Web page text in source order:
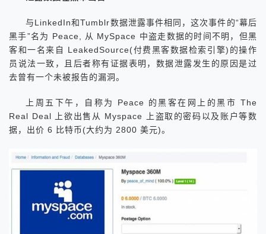
与LinkedIn和Tumblr数据泄露事件相同，这次事件的“幕后
黑手”名为 Peace, 从 MySpace 中盗走数据的时间不明，但黑
客和一名来自 LeakedSource(付费黑客数据检索引擎)的操作
员说法一致，且后者称有证据表明，数据泄露发生的原因是过
去曾有一个未被报告的漏洞。
上周五下午，自称为 Peace 的黑客在网上的黑市 The
Real Deal 上欲出售从 Myspace 上盗取的密码以及账户等数
据，出价 6 比特币(大约为 2800 美元)。